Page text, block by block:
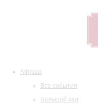
Афиша
Все события
Большой зал